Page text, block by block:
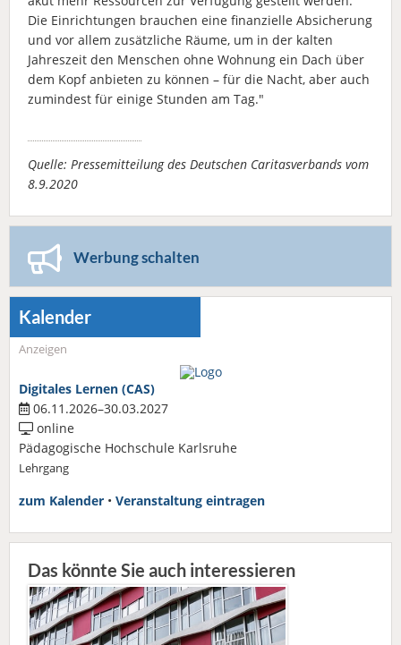
Die Einrichtungen brauchen eine finanzielle Absicherung
und vor allem zusätzliche Räume, um in der kalten
Jahreszeit den Menschen ohne Wohnung ein Dach über
dem Kopf anbieten zu können – für die Nacht, aber auch
zumindest für einige Stunden am Tag."
Quelle: Pressemitteilung des Deutschen Caritasverbands vom
8.9.2020
Werbung schalten
Kalender
Anzeigen
Digitales Lernen (CAS)
06.11.2026–30.03.2027
online
Pädagogische Hochschule Karlsruhe
Lehrgang
zum Kalender • Veranstaltung eintragen
Das könnte Sie auch interessieren